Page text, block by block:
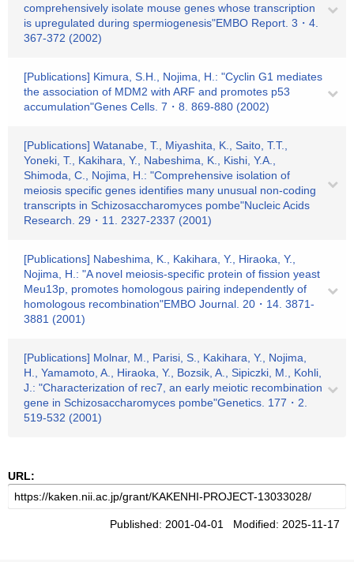
comprehensively isolate mouse genes whose transcription
is upregulated during spermiogenesis"EMBO Report. 3・4.
367-372 (2002)
[Publications] Kimura, S.H., Nojima, H.: "Cyclin G1 mediates
the association of MDM2 with ARF and promotes p53
accumulation"Genes Cells. 7・8. 869-880 (2002)
[Publications] Watanabe, T., Miyashita, K., Saito, T.T.,
Yoneki, T., Kakihara, Y., Nabeshima, K., Kishi, Y.A.,
Shimoda, C., Nojima, H.: "Comprehensive isolation of
meiosis specific genes identifies many unusual non-coding
transcripts in Schizosaccharomyces pombe"Nucleic Acids
Research. 29・11. 2327-2337 (2001)
[Publications] Nabeshima, K., Kakihara, Y., Hiraoka, Y.,
Nojima, H.: "A novel meiosis-specific protein of fission yeast
Meu13p, promotes homologous pairing independently of
homologous recombination"EMBO Journal. 20・14. 3871-
3881 (2001)
[Publications] Molnar, M., Parisi, S., Kakihara, Y., Nojima,
H., Yamamoto, A., Hiraoka, Y., Bozsik, A., Sipiczki, M., Kohli,
J.: "Characterization of rec7, an early meiotic recombination
gene in Schizosaccharomyces pombe"Genetics. 177・2.
519-532 (2001)
URL:
Published: 2001-04-01 Modified: 2025-11-17